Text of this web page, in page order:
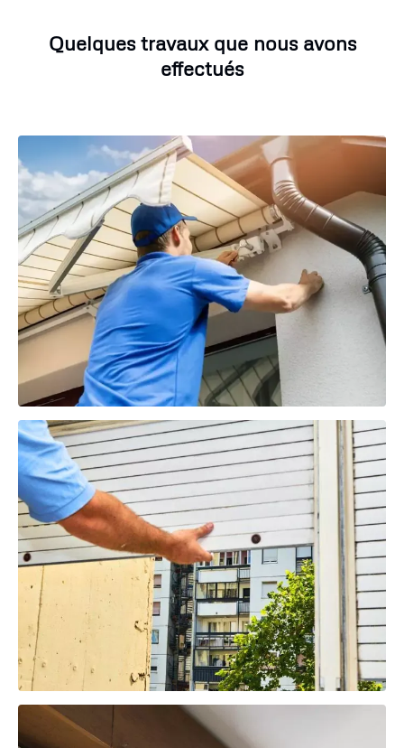
Quelques travaux que nous avons
effectués